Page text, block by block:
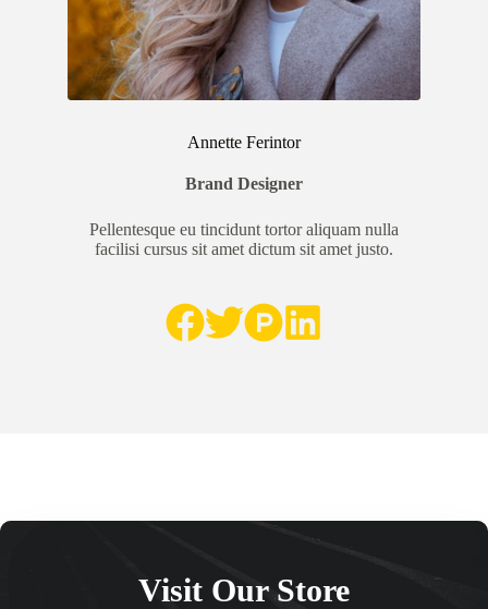
Annette Ferintor
Brand Designer
Pellentesque eu tincidunt tortor aliquam nulla
facilisi cursus sit amet dictum sit amet justo.
Visit Our Store